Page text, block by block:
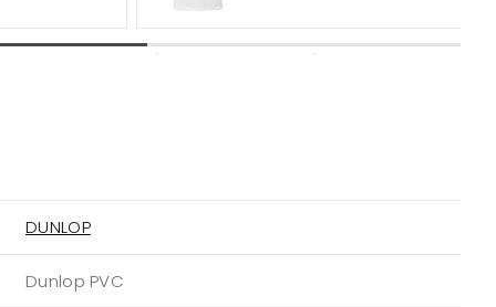
DUNLOP
Dunlop PVC